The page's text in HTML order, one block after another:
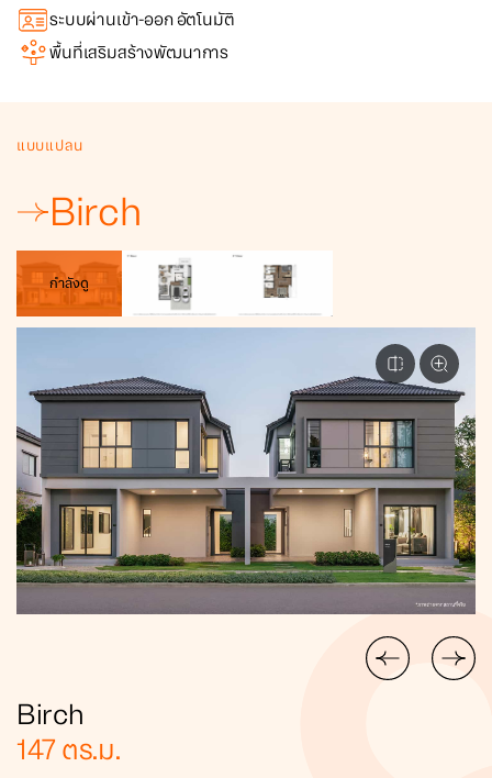
ระบบผ่านเข้า-ออก อัตโนมัติ
พื้นที่เสริมสร้างพัฒนาการ
แบบแปลน
Birch
กำลังดู
Birch
147ตร.ม.